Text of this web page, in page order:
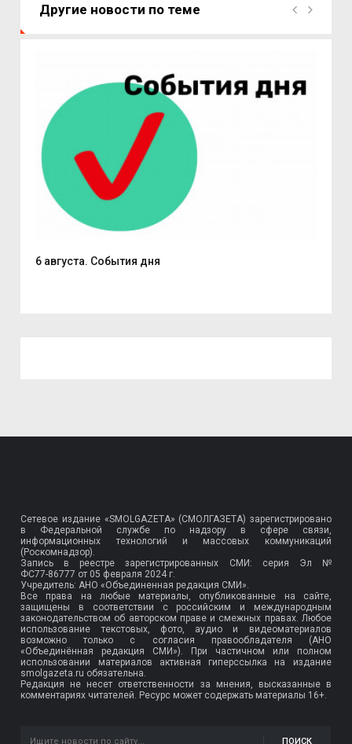
Другие новости по теме
6 августа. События дня
Сетевое издание «SMOLGAZETA» (СМОЛГАЗЕТА) зарегистрировано
в Федеральной службе по надзору в сфере связи,
информационных технологий и массовых коммуникаций
(Роскомнадзор).
Запись в реестре зарегистрированных СМИ: серия Эл №
ФС77-86777 от 05 февраля 2024 г.
Учредитель: АНО «Объединенная редакция СМИ».
Все права на любые материалы, опубликованные на сайте,
защищены в соответствии с российским и международным
законодательством об авторском праве и смежных правах. Любое
использование текстовых, фото, аудио и видеоматериалов
возможно только с согласия правообладателя (АНО
«Объединённая редакция СМИ»). При частичном или полном
использовании материалов активная гиперссылка на издание
smolgazeta.ru обязательна.
Редакция не несет ответственности за мнения, высказанные в
комментариях читателей. Ресурс может содержать материалы 16+.
ПОИСК